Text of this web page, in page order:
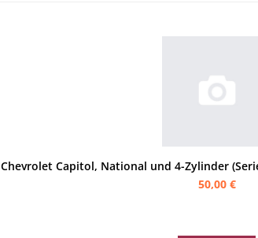
Chevrolet Capitol, National und 4-Zylinder
50,00 €